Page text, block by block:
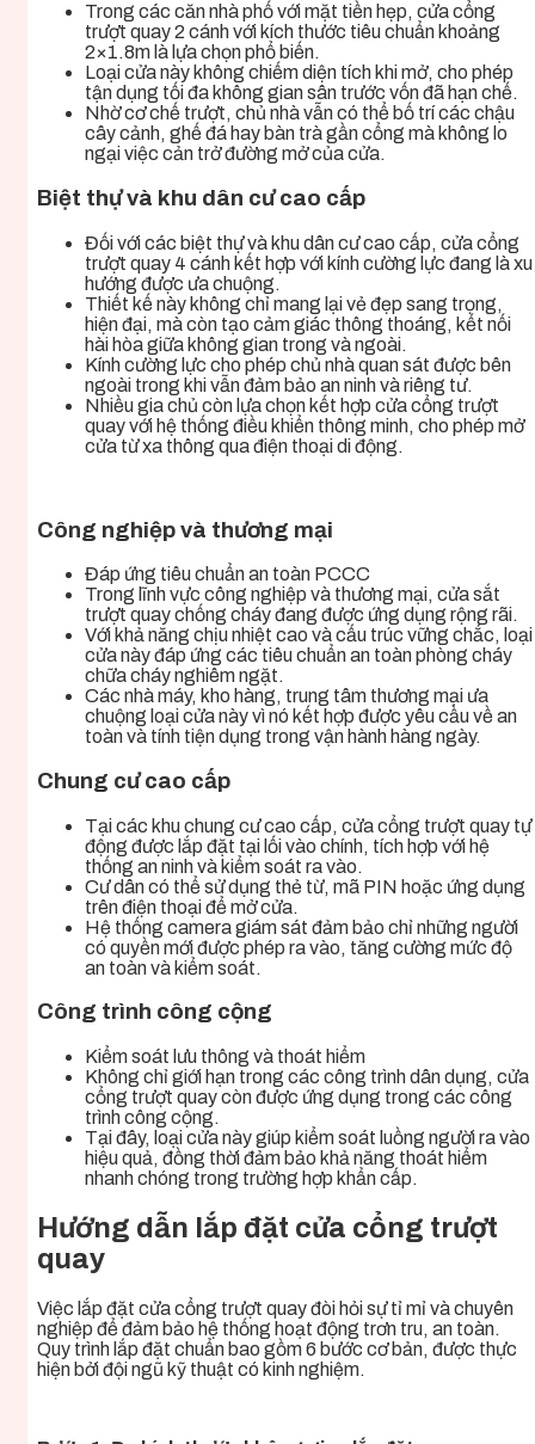
Trong các căn nhà phố với mặt tiền hẹp, cửa cổng
trượt quay 2 cánh với kích thước tiêu chuẩn khoảng
2×1.8m là lựa chọn phổ biến.
Loại cửa này không chiếm diện tích khi mở, cho phép
tận dụng tối đa không gian sân trước vốn đã hạn chế.
Nhờ cơ chế trượt, chủ nhà vẫn có thể bố trí các chậu
cây cảnh, ghế đá hay bàn trà gần cổng mà không lo
ngại việc cản trở đường mở của cửa.
Biệt thự và khu dân cư cao cấp
Đối với các biệt thự và khu dân cư cao cấp, cửa cổng
trượt quay 4 cánh kết hợp với kính cường lực đang là xu
hướng được ưa chuộng.
Thiết kế này không chỉ mang lại vẻ đẹp sang trọng,
hiện đại, mà còn tạo cảm giác thông thoáng, kết nối
hài hòa giữa không gian trong và ngoài.
Kính cường lực cho phép chủ nhà quan sát được bên
ngoài trong khi vẫn đảm bảo an ninh và riêng tư.
Nhiều gia chủ còn lựa chọn kết hợp cửa cổng trượt
quay với hệ thống điều khiển thông minh, cho phép mở
cửa từ xa thông qua điện thoại di động.
Công nghiệp và thương mại
Đáp ứng tiêu chuẩn an toàn PCCC
Trong lĩnh vực công nghiệp và thương mại, cửa sắt
trượt quay chống cháy đang được ứng dụng rộng rãi.
Với khả năng chịu nhiệt cao và cấu trúc vững chắc, loại
cửa này đáp ứng các tiêu chuẩn an toàn phòng cháy
chữa cháy nghiêm ngặt.
Các nhà máy, kho hàng, trung tâm thương mại ưa
chuộng loại cửa này vì nó kết hợp được yêu cầu về an
toàn và tính tiện dụng trong vận hành hàng ngày.
Chung cư cao cấp
Tại các khu chung cư cao cấp, cửa cổng trượt quay tự
động được lắp đặt tại lối vào chính, tích hợp với hệ
thống an ninh và kiểm soát ra vào.
Cư dân có thể sử dụng thẻ từ, mã PIN hoặc ứng dụng
trên điện thoại để mở cửa.
Hệ thống camera giám sát đảm bảo chỉ những người
có quyền mới được phép ra vào, tăng cường mức độ
an toàn và kiểm soát.
Công trình công cộng
Kiểm soát lưu thông và thoát hiểm
Không chỉ giới hạn trong các công trình dân dụng, cửa
cổng trượt quay còn được ứng dụng trong các công
trình công cộng.
Tại đây, loại cửa này giúp kiểm soát luồng người ra vào
hiệu quả, đồng thời đảm bảo khả năng thoát hiểm
nhanh chóng trong trường hợp khẩn cấp.
Hướng dẫn lắp đặt cửa cổng trượt
quay
Việc lắp đặt cửa cổng trượt quay đòi hỏi sự tỉ mỉ và chuyên
nghiệp để đảm bảo hệ thống hoạt động trơn tru, an toàn.
Quy trình lắp đặt chuẩn bao gồm 6 bước cơ bản, được thực
hiện bởi đội ngũ kỹ thuật có kinh nghiệm.